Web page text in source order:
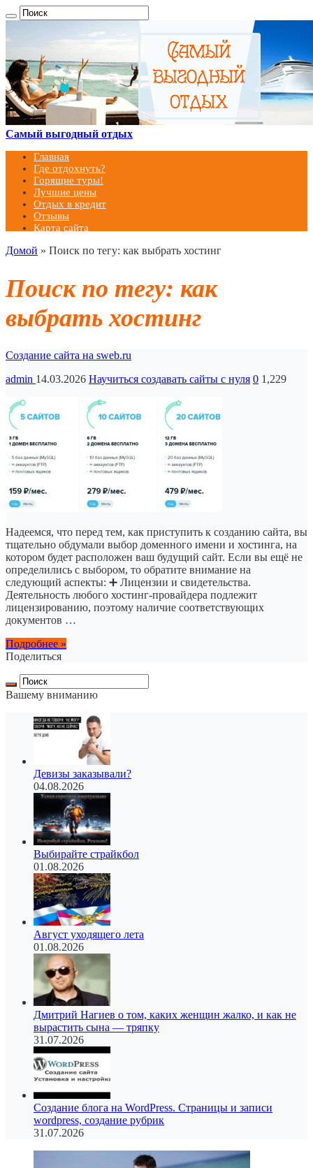
Самый выгодный отдых
Главная
Где отдохнуть?
Горящие туры!
Лучшие цены
Отдых в кредит
Отзывы
Карта сайта
Домой » Поиск по тегу: как выбрать хостинг
Поиск по тегу: как
выбрать хостинг
Создание сайта на sweb.ru
admin 14.03.2026 Научиться создавать сайты с нуля 0 1,229
Надеемся, что перед тем, как приступить к созданию сайта, вы
тщательно обдумали выбор доменного имени и хостинга, на
котором будет расположен ваш будущий сайт. Если вы ещё не
определились с выбором, то обратите внимание на
следующий аспекты: ➕ Лицензии и свидетельства.
Деятельность любого хостинг-провайдера подлежит
лицензированию, поэтому наличие соответствующих
документов …
Подробнее »
Поделиться
Вашему вниманию
Девизы заказывали?
04.08.2026
Выбирайте страйкбол
01.08.2026
Август уходящего лета
01.08.2026
Дмитрий Нагиев о том, каких женщин жалко, и как не
вырастить сына — тряпку
31.07.2026
Создание блога на WordPress. Страницы и записи
wordpress, создание рубрик
31.07.2026